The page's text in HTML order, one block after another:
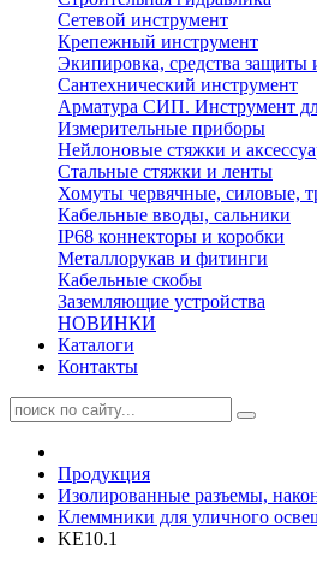
Сетевой инструмент
Крепежный инструмент
Экипировка, средства защиты
Сантехнический инструмент
Арматура СИП. Инструмент
Измерительные приборы
Нейлоновые стяжки и
Стальные стяжки и ленты
Хомуты червячные, силовые,
Кабельные вводы, сальники
IP68 коннекторы и коробки
Металлорукав и фитинги
Кабельные скобы
Заземляющие устройства
НОВИНКИ
Каталоги
Контакты
Продукция
Изолированные разъемы,
Клеммники для уличного
KE10.1